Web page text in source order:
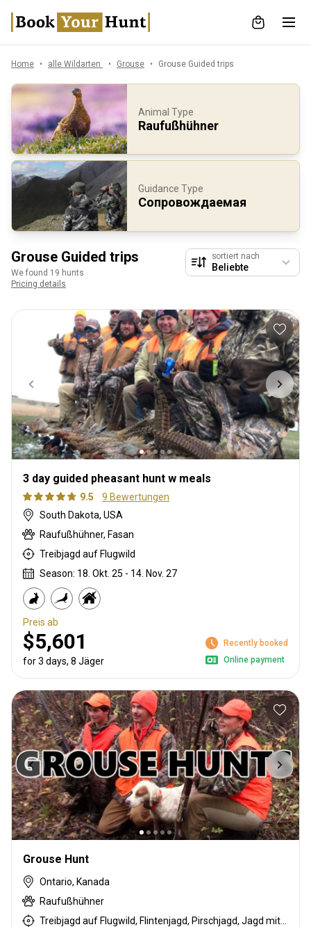
Home alle Wildarten Grouse Grouse Guided trips
Animal Type
Raufußhühner
Guidance Type
Сопровождаемая
Grouse Guided trips
We found 19 hunts
Pricing details
sortiert nach
3 day guided pheasant hunt w meals
9.5
9 Bewertungen
South Dakota, USA
Raufußhühner, Fasan
Treibjagd auf Flugwild
Season: 18. Okt. 25 - 14. Nov. 27
Preis ab
$5,601
for 3 days, 8 Jäger
Recently booked
Online payment
Grouse Hunt
Ontario, Kanada
Raufußhühner